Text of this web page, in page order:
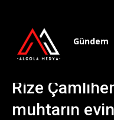
Gündem
Rize
muhtarın